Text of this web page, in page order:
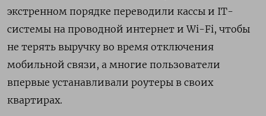
экстренном порядке переводили кассы и IT-
системы на проводной интернет и Wi-Fi, чтобы
не терять выручку во время отключения
мобильной связи, а многие пользователи
впервые устанавливали роутеры в своих
квартирах.